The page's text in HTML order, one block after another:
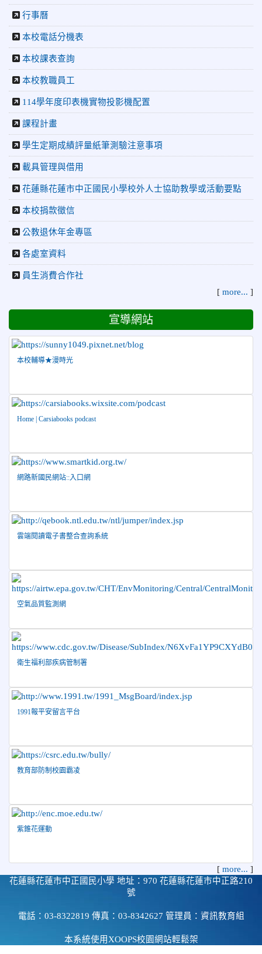
長盃」跆拳道錦標賽暨全國少年盃花蓮縣代表隊選拔賽 榮獲
佳績！
2026-05-03
榮譽
Show and Tell榮獲佳績
2026-04-30
國稅局「114年度綜合所得稅結算申報」宣導內
容
2026-04-27
賀 本校籃球隊參加115年花蓮縣縣長盃籃
球錦標賽 榮獲亞軍！
2026-04-09
促進繪畫比賽優勝名單
2026-04-08
榮譽
2026-07-23 榮譽
115年度花蓮縣第七屆太平洋盃X華紙公
益盃PTWA全國自走車競賽AI素養競賽榮獲銅牌
2026-07-21
榮譽
錦標賽 榮獲佳績！
2026-07-08
跆拳道品勢錦標賽 榮獲佳績！
2026-06-30 檢送「花蓮縣115學年度推動國民中學充實校安
人力聯合甄選簡章」1份，敬請協助公告周知，請查照。
2026-06-29
榮譽
賀 本校跆拳道隊參加115年花蓮市「市長
盃」跆拳道錦標賽 榮獲佳績！
2026-06-16
榮譽
賀 本校跆拳道隊參加115年第三十三屆全
國少年跆拳道錦標賽 榮獲佳績！
賽」，成績優異
2026-06-09
賀 本校籃球隊參加 2026花蓮縣第46屆假
日盃籃球賽 榮獲季軍！
齡游泳錦標賽榮獲佳績！
2026-06-02
榮譽
2026-05-03
榮譽
賀! 本校參加全縣低年級英語口說比賽-
Show and Tell榮獲佳績
2026-04-27
促進繪畫比賽優勝名單
2026-04-08
榮譽 115年PaGamO寒假作業獲獎名單
行事曆
本校電話分機表
本校課表查詢
本校教職員工
114學年度印表機實物投影機配置
課程計畫
學生定期成績評量紙筆測驗注意事項
載具管理與借用
花蓮縣花蓮市中正國民小學校外人士協助教學或活動要點
本校捐款徵信
公教退休年金專區
各處室資料
員生消費合作社
[ more... ]
宣導網站
本校輔導★漫時光
Home | Carsiabooks podcast
網路新國民網站::入口網
雲端閱讀電子書整合查詢系統
空氣品質監測網
衛生福利部疾病管制署
1991報平安留言平台
教育部防制校園霸凌
紫錐花運動
[ more... ]
花蓮縣花蓮市中正國民小學 地址：970 花蓮縣花蓮市中正路210
號
電話：03-8322819 傳真：03-8342627 管理員：資訊教育組
本系統使用XOOPS校園網站輕鬆架